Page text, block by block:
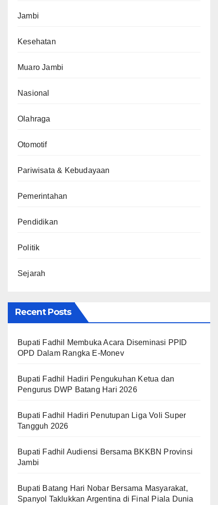
Jambi
Kesehatan
Muaro Jambi
Nasional
Olahraga
Otomotif
Pariwisata & Kebudayaan
Pemerintahan
Pendidikan
Politik
Sejarah
Recent Posts
Bupati Fadhil Membuka Acara Diseminasi PPID
OPD Dalam Rangka E-Monev
Bupati Fadhil Hadiri Pengukuhan Ketua dan
Pengurus DWP Batang Hari 2026
Bupati Fadhil Hadiri Penutupan Liga Voli Super
Tangguh 2026
Bupati Fadhil Audiensi Bersama BKKBN Provinsi
Jambi
Bupati Batang Hari Nobar Bersama Masyarakat,
Spanyol Taklukkan Argentina di Final Piala Dunia